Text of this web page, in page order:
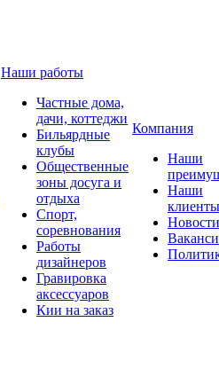
Наши работы
Частные дома,
дачи, коттеджи
Бильярдные
клубы
Общественные
зоны досуга и
отдыха
Спорт,
соревнования
Работы
дизайнеров
Гравировка
аксессуаров
Кии на заказ
Компания
Наши
Наши
клиенты
Новости